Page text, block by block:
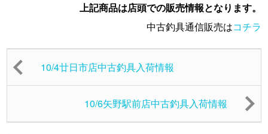
上記商品は店頭での販売情報となります。
中古釣具通信販売はコチラ
10/4廿日市店中古釣具入荷情報
10/6矢野駅前店中古釣具入荷情報